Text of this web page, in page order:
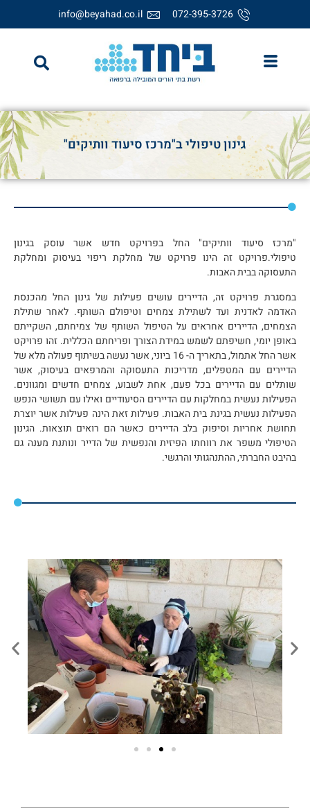
072-395-3726
info@beyahad.co.il
גינון טיפולי ב"מרכז סיעוד וותיקים"
"מרכז סיעוד וותיקים" החל בפרויקט חדש אשר עוסק בגינון
טיפולי.פרויקט זה הינו פרויקט של מחלקת ריפוי בעיסוק ומחלקת
התעסוקה בבית האבות.
במסגרת פרויקט זה, הדיירים עושים פעילות של גינון החל מהכנסת
האדמה לאדנית ועד לשתילת צמחים וטיפולם השותף. לאחר שתילת
הצמחים, הדיירים אחראים על הטיפול השותף של צמיחתם, השקייתם
באופן יומי, חשיפתם לשמש במידת הצורך ופריחתם הכללית. זהו פרויקט
אשר החל אתמול, בתאריך ה- 16 ביוני, אשר נעשה בשיתוף פעולה מלא של
הדיירים עם המטפלים, מדריכות התעסוקה והמרפאים בעיסוק, אשר
שותלים עם הדיירים בכל פעם, אחת לשבוע, צמחים חדשים ומגוונים.
הפעילות נעשית במחלקות עם הדיירים הסיעודיים ואילו עם תשושי הנפש
הפעילות נעשית בגינת בית האבות. פעילות זאת הינה פעילות אשר יוצרת
תחושת אחריות וסיפוק בלב הדיירים כאשר הם רואים תוצאות. הגינון
הטיפולי משפר את רווחתו הפיזית והנפשית של הדייר ונותנת מענה גם
בהיבט החברתי, ההתנהגותי והרגשי.